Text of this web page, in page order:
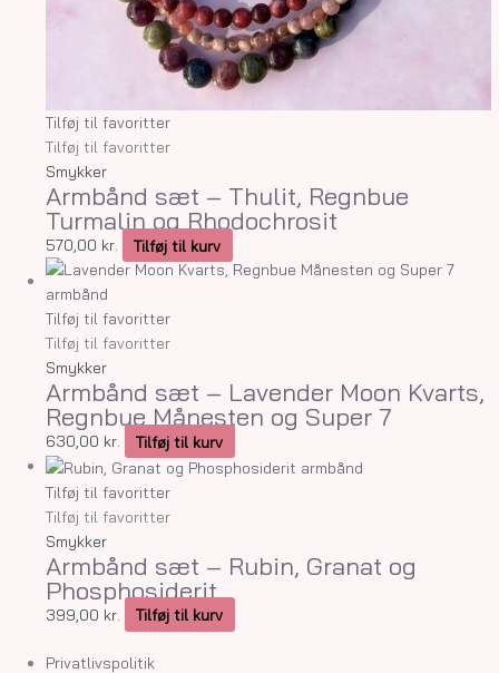
Tilføj til favoritter
Tilføj til favoritter
Smykker
Armbånd sæt – Thulit, Regnbue
Turmalin og Rhodochrosit
570,00 kr. Tilføj til kurv
Tilføj til favoritter
Tilføj til favoritter
Smykker
Armbånd sæt – Lavender Moon Kvarts,
Regnbue Månesten og Super 7
630,00 kr. Tilføj til kurv
Tilføj til favoritter
Tilføj til favoritter
Smykker
Armbånd sæt – Rubin, Granat og
Phosphosiderit
399,00 kr. Tilføj til kurv
Privatlivspolitik